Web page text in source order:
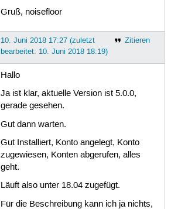
Gruß, noisefloor
Zitieren
10. Juni 2018 17:27 (zuletzt
bearbeitet: 10. Juni 2018 18:19)
Hallo
Ja ist klar, aktuelle Version ist 5.0.0,
gerade gesehen.
Gut dann warten.
Gut Installiert, Konto angelegt, Konto
zugewiesen, Konten abgerufen, alles
geht.
Läuft also unter 18.04 zugefügt.
Für die Beschreibung kann ich ja nichts,